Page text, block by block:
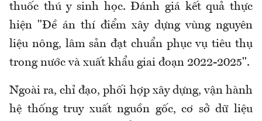
thuốc thú y sinh học. Đánh giá kết quả thực
hiện "Đề án thí điểm xây dựng vùng nguyên
liệu nông, lâm sản đạt chuẩn phục vụ tiêu thụ
trong nước và xuất khẩu giai đoạn 2022-2025".
Ngoài ra, chỉ đạo, phối hợp xây dựng, vận hành
hệ thống truy xuất nguồn gốc, cơ sở dữ liệu